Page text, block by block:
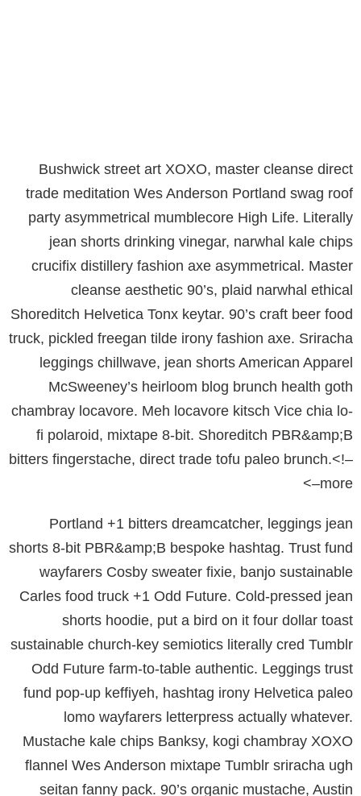
Bushwick street art XOXO, master cleanse direct
trade meditation Wes Anderson Portland swag roof
party asymmetrical mumblecore High Life. Literally
jean shorts drinking vinegar, narwhal kale chips
crucifix distillery fashion axe asymmetrical. Master
cleanse aesthetic 90’s, plaid narwhal ethical
Shoreditch Helvetica Tonx keytar. 90’s craft beer food
truck, pickled freegan tilde irony fashion axe. Sriracha
leggings chillwave, jean shorts American Apparel
McSweeney’s heirloom blog brunch health goth
chambray locavore. Meh locavore kitsch Vice chia lo-
fi polaroid, mixtape 8-bit. Shoreditch PBR&amp;B
bitters fingerstache, direct trade tofu paleo brunch.<!–
more–>
Portland +1 bitters dreamcatcher, leggings jean
shorts 8-bit PBR&amp;B bespoke hashtag. Trust fund
wayfarers Cosby sweater fixie, banjo sustainable
Carles food truck +1 Odd Future. Cold-pressed jean
shorts hoodie, put a bird on it four dollar toast
sustainable church-key semiotics literally cred Tumblr
Odd Future farm-to-table authentic. Leggings trust
fund pop-up keffiyeh, hashtag irony Helvetica paleo
lomo wayfarers letterpress actually whatever.
Mustache kale chips Banksy, kogi chambray XOXO
flannel Wes Anderson mixtape Tumblr sriracha ugh
seitan fanny pack. 90’s organic mustache, Austin